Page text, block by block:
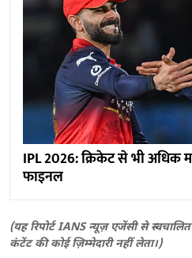
IPL 2026: क्रिकेट से भी अधिक
फाइनल
(यह रिपोर्ट IANS न्यूज़ एजेंसी से
कंटेंट की कोई ज़िम्मेदारी नहीं लेता।)